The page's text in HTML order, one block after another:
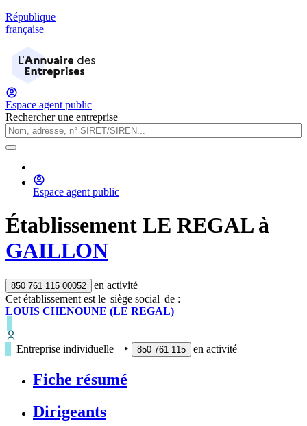
République
française
Espace agent public
Rechercher une entreprise
Espace agent public
Établissement LE REGAL à
GAILLON
850 761 115 00052
en activité
Cet établissement est le siège social de :
LOUIS CHENOUNE (LE REGAL)
Entreprise individuelle ‣ 850 761 115 en activité
Fiche résumé
Dirigeants